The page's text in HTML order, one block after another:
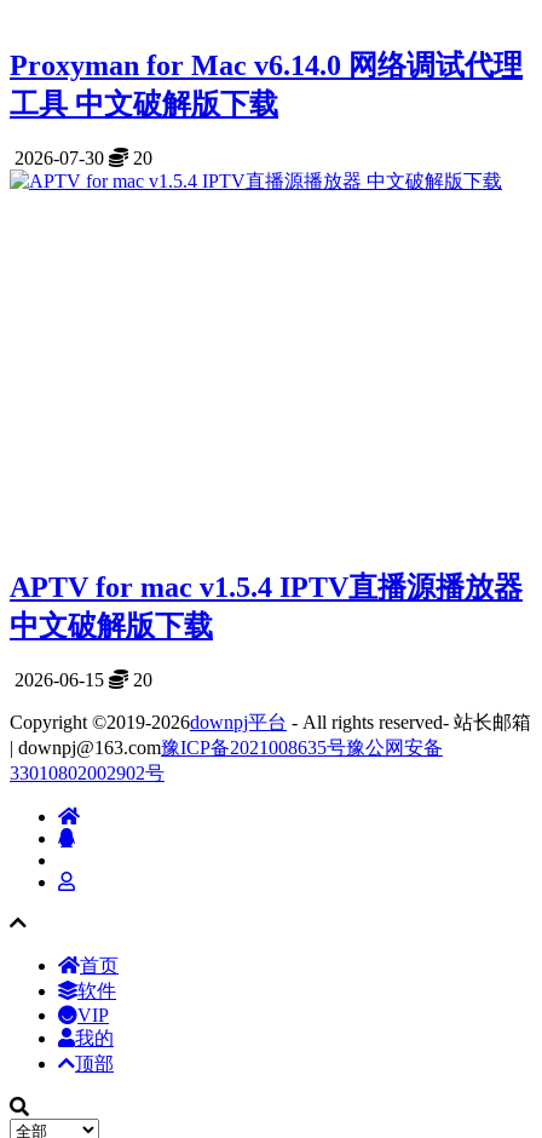
Proxyman for Mac v6.14.0 网络调试代理
工具 中文破解版下载
2026-07-30 20
APTV for mac v1.5.4 IPTV直播源播放器
中文破解版下载
2026-06-15 20
Copyright ©2019-2026downpj平台 - All rights reserved- 站长邮箱
| downpj@163.com豫ICP备2021008635号豫公网安备
33010802002902号
首页
软件
VIP
我的
顶部